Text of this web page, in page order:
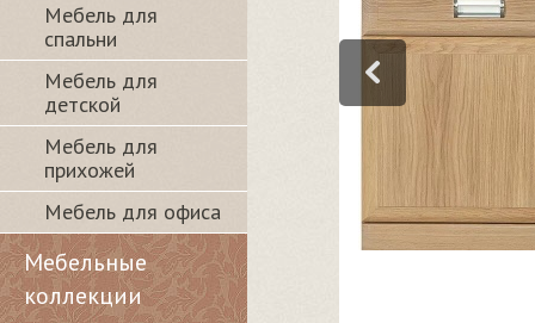
Мебель для
спальни
Мебель для
детской
Мебель для
прихожей
Мебель для офиса
Мебельные
коллекции